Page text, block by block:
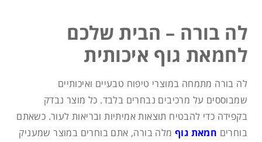
לה בורה – הבית שלכם
לחמאת גוף איכותית
לה בורה מתמחה במוצרי טיפוח טבעיים ואיכותיים
שמבוססים על מרכיבים נבחרים בלבד. כל מוצר נבדק
בקפידה כדי להבטיח תוצאות אמיתיות ובריאות לעור. כשאתם
בוחרים חמאת גוף מלה בורה, אתם בוחרים במוצר שמעניק